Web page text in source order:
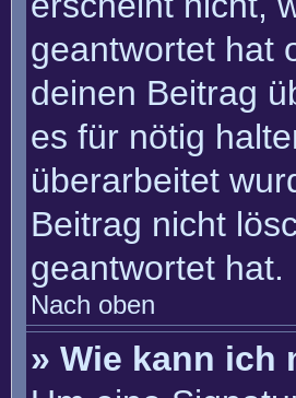
geantwortet hat
deinen Beitrag
es für nötig
überarbeitet
Beitrag nicht
geantwortet hat.
Nach oben
» Wie kann ich